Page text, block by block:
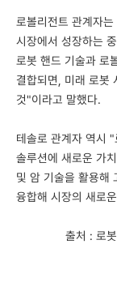
로볼리전트 관계자
시장에서 성장하는
로봇 핸드 기술과 로
결합되면, 미래 로봇
것"이라고 말했다.
테솔로 관계자 역시
솔루션에 새로운 가
및 암 기술을 활용해
융합해 시장의 새로
출처 : 로